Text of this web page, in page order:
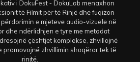
i DokuFest - DokuLab menaxhon
të Filmit për të Rinjë dhe fuqizon
e mjeteve audio-vizuele në
dhe ndërlidhjen e tyre me metodat
çështjet komplekse, zhvillojnë
promovojnë zhvillimin shoqëror tek të
rinjtë.